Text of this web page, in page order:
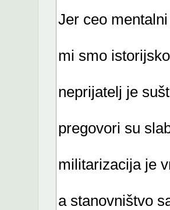
Jer ceo
mi smo
neprijatelj je
pregovori su
militarizacija je
a stanovništvo